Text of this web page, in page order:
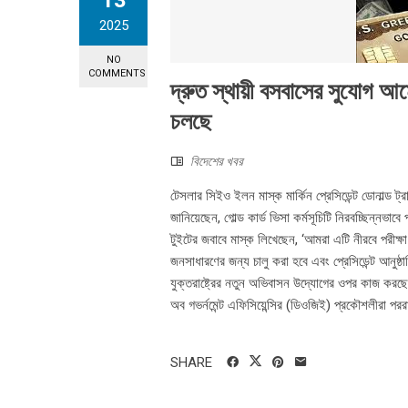
2025
NO
COMMENTS
দ্রুত স্থায়ী বসবাসের সুযোগ
চলছে
বিদেশের খবর
টেসলার সিইও ইলন মাস্ক মার্কিন প্রেসিডেন্ট ডোনাল্ড
জানিয়েছেন, গোল্ড কার্ড ভিসা কর্মসূচিটি
টুইটের জবাবে মাস্ক লিখেছেন, ‘আমরা এটি নীরবে
জনসাধারণের জন্য চালু করা হবে এবং প্রেসিডেন্ট
যুক্তরাষ্ট্রের নতুন অভিবাসন উদ্যোগের ওপর কাজ করছে,
অব গভর্নমেন্ট এফিসিয়েন্সির (ডিওজিই) প্রকৌশলীরা
SHARE